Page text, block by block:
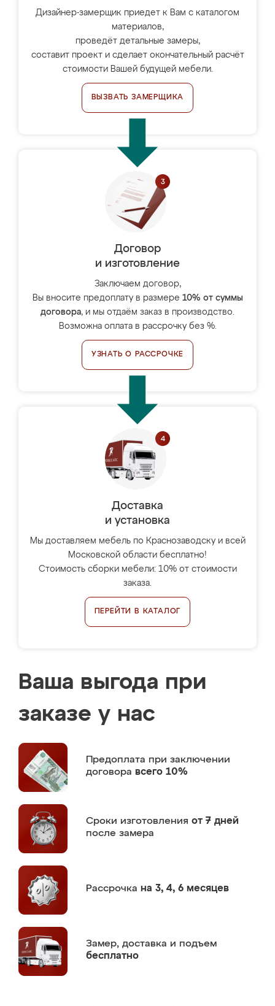
Дизайнер-замерщик приедет к Вам с каталогом
материалов,
проведёт детальные замеры,
составит проект и сделает окончательный расчёт
стоимости Вашей будущей мебели.
ВЫЗВАТЬ ЗАМЕРЩИКА
Договор
и изготовление
Заключаем договор,
Вы вносите предоплату в размере 10% от суммы
договора, и мы отдаём заказ в производство.
Возможна оплата в рассрочку без %.
УЗНАТЬ О РАССРОЧКЕ
Доставка
и установка
Мы доставляем мебель по Краснозаводску и всей
Московской области бесплатно!
Стоимость сборки мебели: 10% от стоимости
заказа.
ПЕРЕЙТИ В КАТАЛОГ
Ваша выгода при
заказе у нас
Предоплата при заключении
договора всего 10%
Сроки изготовления от 7 дней
после замера
Рассрочка на 3, 4, 6 месяцев
Замер, доставка и подъем
бесплатно